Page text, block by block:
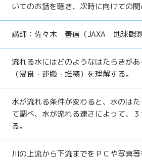
いてのお話を聴き、次時に向けての
講師：佐々木 善信（JAXA 地球観
流れる水にはどのようなはたらきが
（浸食・運搬・堆積）を理解する。
水が流れる条件が変わると、水のは
て調べ、水が流れる速さによって、
る。
川の上流から下流までをＰＣや写真